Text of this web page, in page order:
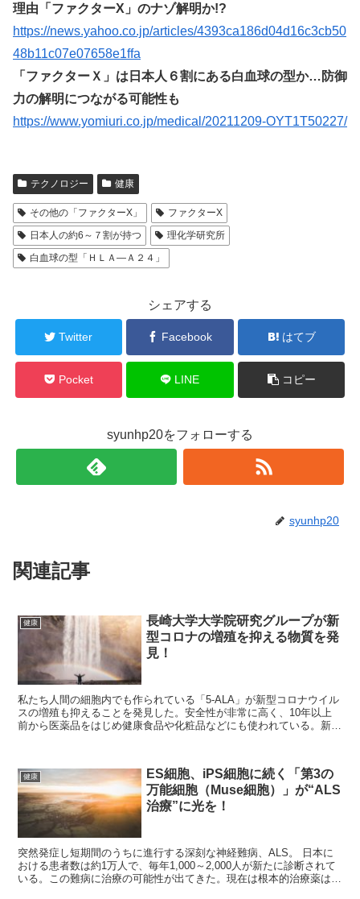
理由「ファクターX」のナゾ解明か!?
https://news.yahoo.co.jp/articles/4393ca186d04d16c3cb50
48b11c07e07658e1ffa
「ファクターＸ」は日本人６割にある白血球の型か…防御
力の解明につながる可能性も
https://www.yomiuri.co.jp/medical/20211209-OYT1T50227/
テクノロジー 健康
その他の「ファクターX」
ファクターX
日本人の約6～７割が持つ
理化学研究所
白血球の型「ＨＬＡ―Ａ２４」
シェアする
Twitter Facebook はてブ
Pocket LINE コピー
syunhp20をフォローする
syunhp20
関連記事
健康
長崎大学大学院研究グループが新
型コロナの増殖を抑える物質を発
見！
私たち人間の細胞内でも作られている「5-ALA」が新型コロナウイル
スの増殖も抑えることを発見した。安全性が非常に高く、10年以上
前から医薬品をはじめ健康食品や化粧品などにも使われている。新型
健康
ES細胞、iPS細胞に続く「第3の
万能細胞（Muse細胞）」が“ALS
治療”に光を！
突然発症し短期間のうちに進行する深刻な神経難病、ALS。 日本に
おける患者数は約1万人で、毎年1,000～2,000人が新たに診断されて
いる。この難病に治療の可能性が出てきた。現在は根本的治療薬は存